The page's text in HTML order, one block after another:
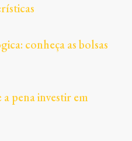
conheça as bolsas
pena investir em